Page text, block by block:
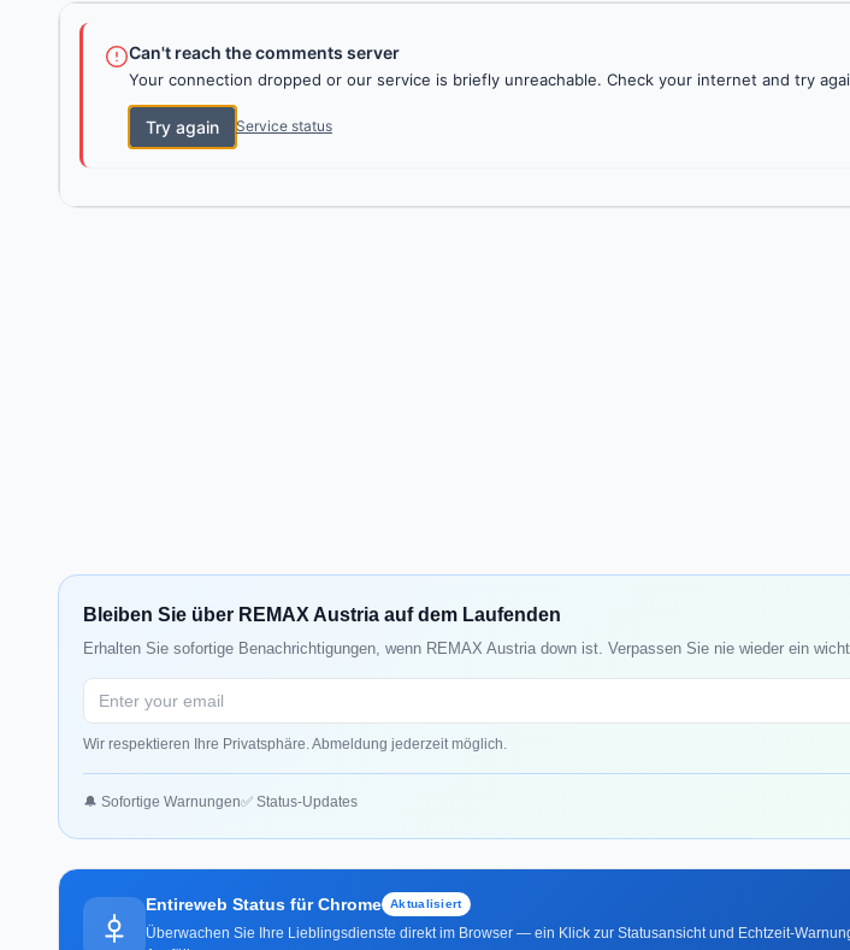
Can't reach the comments server
Your connection dropped or our service is briefly unreachable. Check your internet and try
Try again Service status
Bleiben Sie über REMAX Austria auf dem Laufenden
Erhalten Sie sofortige Benachrichtigungen, wenn REMAX Austria down ist. Verpassen Sie nie wieder ein
Wir respektieren Ihre Privatsphäre. Abmeldung jederzeit möglich.
🔔 Sofortige Warnungen✅ Status-Updates
Entireweb Status für Chrome Aktualisiert
Überwachen Sie Ihre Lieblingsdienste direkt im Browser — ein Klick zur Statusansicht und Echtzeit-